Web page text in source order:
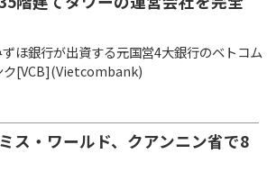
ほ銀行が出資する元国営4大銀行のベトコム
ク[VCB](Vietcombank)
ス・ワールド、クアンニン省で8